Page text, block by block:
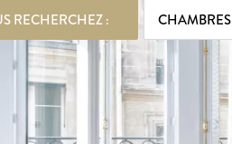
RECHERCHEZ : CHAMBRES